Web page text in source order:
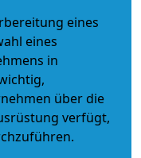
eines
eines
in
über die
verfügt,